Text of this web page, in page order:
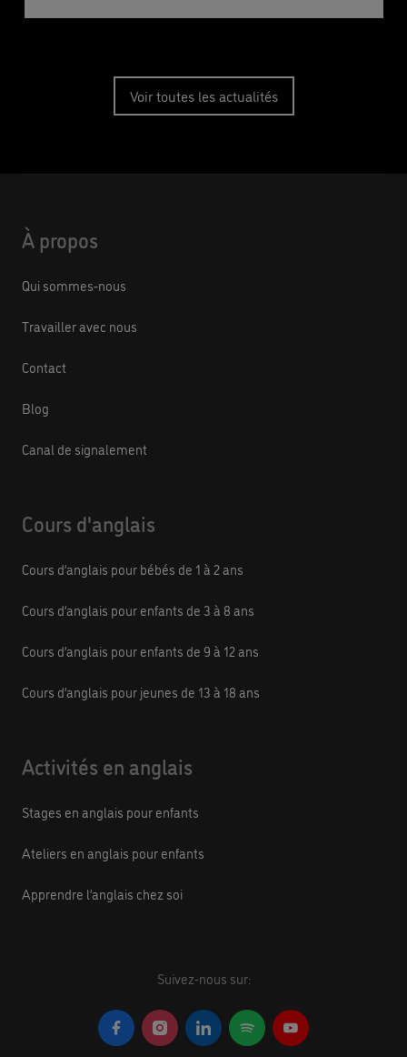
Voir toutes les actualités
À propos
Qui sommes-nous
Travailler avec nous
Contact
Blog
Canal de signalement
Cours d'anglais
Cours d’anglais pour bébés de 1 à 2 ans
Cours d’anglais pour enfants de 3 à 8 ans
Cours d’anglais pour enfants de 9 à 12 ans
Cours d’anglais pour jeunes de 13 à 18 ans
Activités en anglais
Stages en anglais pour enfants
Ateliers en anglais pour enfants
Apprendre l’anglais chez soi
Suivez-nous sur: